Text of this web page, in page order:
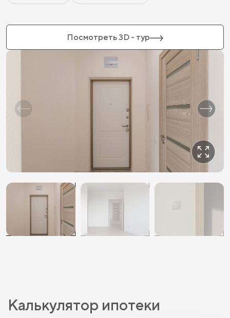
Посмотреть 3D - тур
Калькулятор ипотеки